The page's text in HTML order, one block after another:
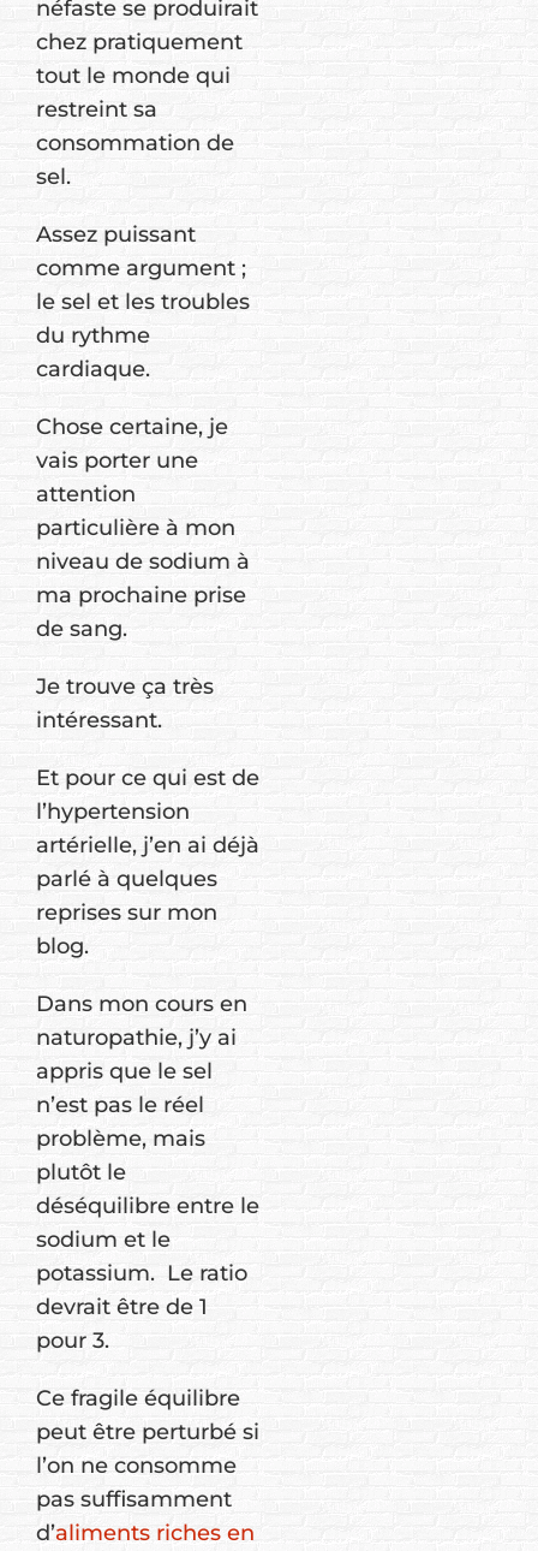
néfaste se produirait
chez pratiquement
tout le monde qui
restreint sa
consommation de
sel.
Assez puissant
comme argument ;
le sel et les troubles
du rythme
cardiaque.
Chose certaine, je
vais porter une
attention
particulière à mon
niveau de sodium à
ma prochaine prise
de sang.
Je trouve ça très
intéressant.
Et pour ce qui est de
l’hypertension
artérielle, j’en ai déjà
parlé à quelques
reprises sur mon
blog.
Dans mon cours en
naturopathie, j’y ai
appris que le sel
n’est pas le réel
problème, mais
plutôt le
déséquilibre entre le
sodium et le
potassium. Le ratio
devrait être de 1
pour 3.
Ce fragile équilibre
peut être perturbé si
l’on ne consomme
pas suffisamment
d’aliments riches en